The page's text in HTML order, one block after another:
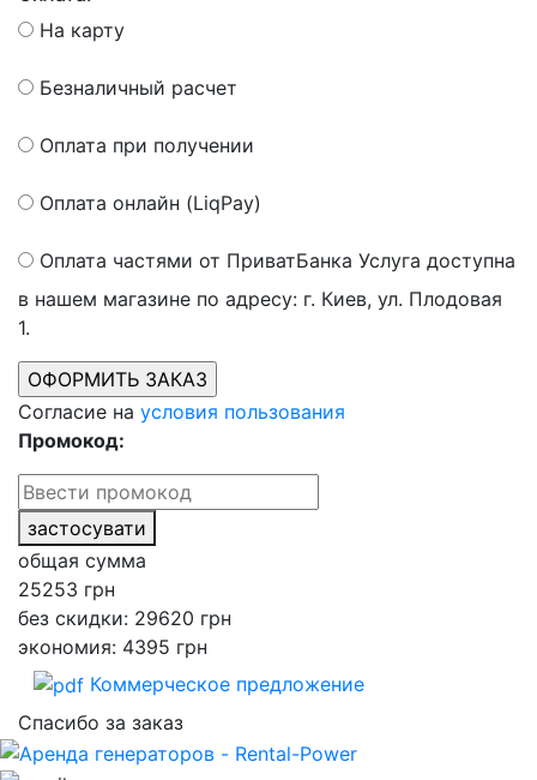
На карту
Безналичный расчет
Оплата при получении
Оплата онлайн (LiqPay)
Оплата частями от ПриватБанка Услуга доступна
в нашем магазине по адресу: г. Киев, ул. Плодовая
1.
Согласие на условия пользования
Промокод:
застосувати
общая сумма
25253 грн
без скидки: 29620 грн
экономия: 4395 грн
Коммерческое предложение
Спасибо за заказ